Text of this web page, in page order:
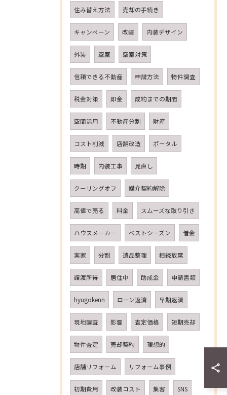
住み替え方法 売却の手続き
キャンペーン 改装 内装デザイン
外装 空室 空室対策
信頼できる不動産 申請方法 物件調査
税金対策 即金 成約までの期間
空間活用 不動産分割 財産
コスト削減 店舗改造 ポータル
時期 内装工事 見直し
クーリングオフ 媒介契約解除
高値で売る 料金 スムーズな取り引き
ハウスメーカー ベストシーズン 借金
実家 分割 遺品整理 相続放棄
譲渡所得 居住中 助成金 申請書類
hyugokenn ローン返済 早期返済
現地調査 影響 査定価格 短期売却
物件査定 売却契約 理想的
店舗リフォーム リフォーム事例
初期費用 改装コスト 集客 SNS